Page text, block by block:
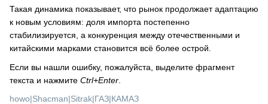
Такая динамика показывает, что рынок продолжает адаптацию
к новым условиям: доля импорта постепенно
стабилизируется, а конкуренция между отечественными и
китайскими марками становится всё более острой.
Если вы нашли ошибку, пожалуйста, выделите фрагмент
текста и нажмите Ctrl+Enter
howo|Shacman|Sitrak|ГАЗ|КАМАЗ